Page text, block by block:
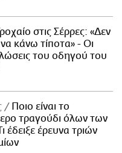
στις Σέρρες: «Δεν
κάνω τίποτα» - Οι
του οδηγού του
Ποιο είναι το
τραγούδι όλων των
έδειξε έρευνα τριών